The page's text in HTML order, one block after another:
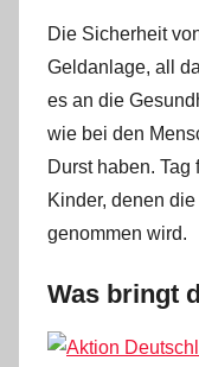
Die Sicherheit
Geldanlage, all
es an die
wie bei den
Durst haben. Tag
Kinder, denen
genommen wird.
Was bringt